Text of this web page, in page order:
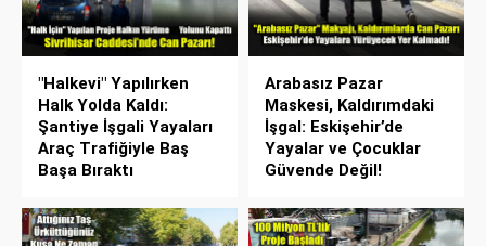
"Halkevi" Yapılırken
Halk Yolda Kaldı:
Şantiye İşgali Yayaları
Araç Trafiğiyle Baş
Başa Bıraktı
Arabasız Pazar
Maskesi, Kaldırımdaki
İşgal: Eskişehir’de
Yayalar ve Çocuklar
Güvende Değil!